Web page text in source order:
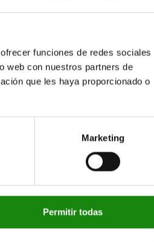
funciones de redes sociales
web con nuestros partners de
que les haya proporcionado o
Marketing
Permitir todas
4 $146.29
8,6 7,5 $132.36
16 $239.42